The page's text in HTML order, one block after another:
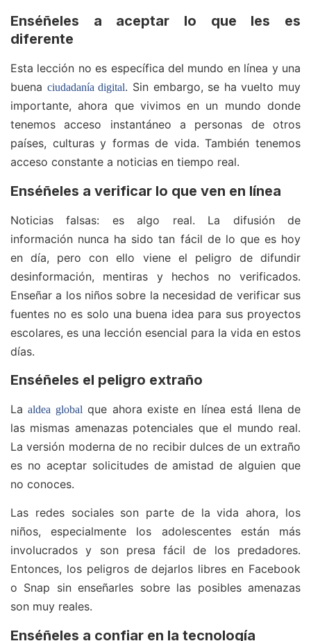
Enséñeles a aceptar lo que les es
diferente
Esta lección no es específica del mundo en línea y una
buena ciudadanía digital. Sin embargo, se ha vuelto muy
importante, ahora que vivimos en un mundo donde
tenemos acceso instantáneo a personas de otros
países, culturas y formas de vida. También tenemos
acceso constante a noticias en tiempo real.
Enséñeles a verificar lo que ven en línea
Noticias falsas: es algo real. La difusión de
información nunca ha sido tan fácil de lo que es hoy
en día, pero con ello viene el peligro de difundir
desinformación, mentiras y hechos no verificados.
Enseñar a los niños sobre la necesidad de verificar sus
fuentes no es solo una buena idea para sus proyectos
escolares, es una lección esencial para la vida en estos
días.
Enséñeles el peligro extraño
Laaldea global que ahora existe en línea está llena de
las mismas amenazas potenciales que el mundo real.
La versión moderna de no recibir dulces de un extraño
es no aceptar solicitudes de amistad de alguien que
no conoces.
Las redes sociales son parte de la vida ahora, los
niños, especialmente los adolescentes están más
involucrados y son presa fácil de los predadores.
Entonces, los peligros de dejarlos libres en Facebook
o Snap sin enseñarles sobre las posibles amenazas
son muy reales.
Enséñeles a confiar en la tecnología